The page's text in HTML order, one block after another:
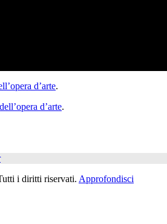
d’arte.
d’arte.
i diritti riservati. Approfondisci